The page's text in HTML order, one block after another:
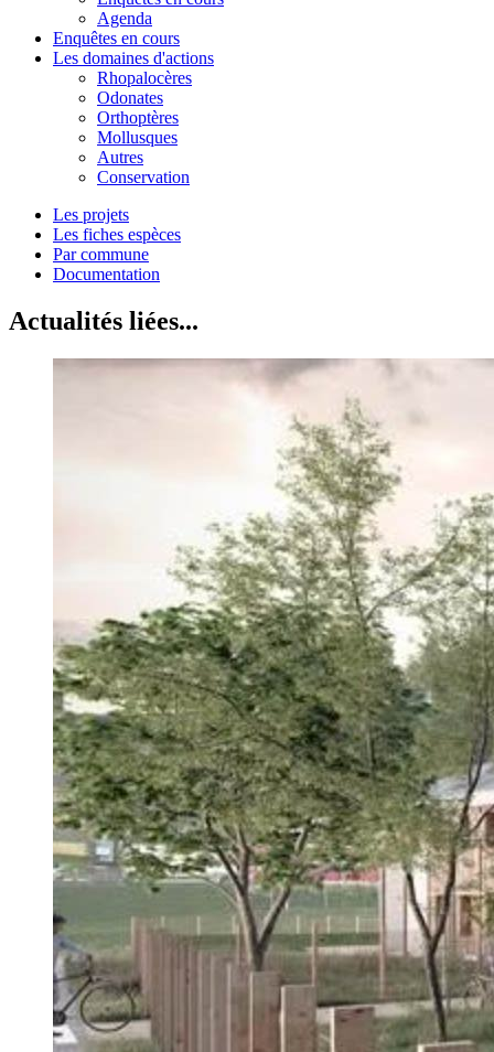
Agenda
Enquêtes en cours
Les domaines d'actions
Rhopalocères
Odonates
Orthoptères
Mollusques
Autres
Conservation
Les projets
Les fiches espèces
Par commune
Documentation
Actualités liées...